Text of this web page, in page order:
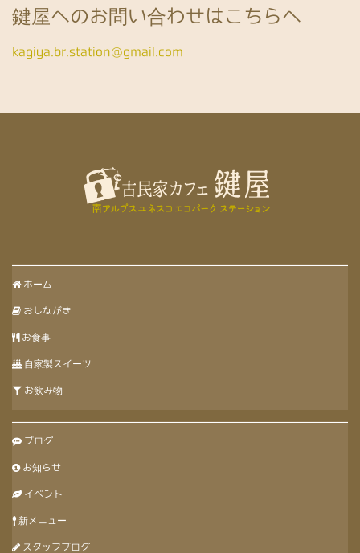
鍵屋へのお問い合わせはこちらへ
kagiya.br.station@gmail.com
ホーム
おしながき
お食事
自家製スイーツ
お飲み物
ブログ
お知らせ
イベント
新メニュー
スタッフブログ